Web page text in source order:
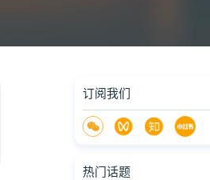
订阅我们
热门话题